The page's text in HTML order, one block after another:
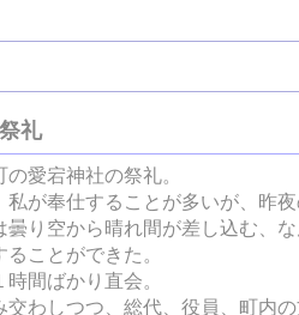
礼
愛宕神社の祭礼。
私が奉仕することが多いが、昨
曇り空から晴れ間が差し込む、
ことができた。
間ばかり直会。
交わしつつ、総代、役員、町内